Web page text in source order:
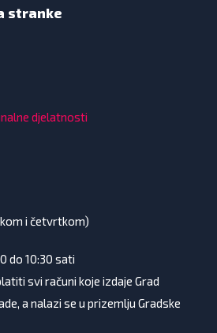
stranke
djelatnosti
i četvrtkom)
do 10:30 sati
svi računi koje izdaje Grad
a nalazi se u prizemlju Gradske